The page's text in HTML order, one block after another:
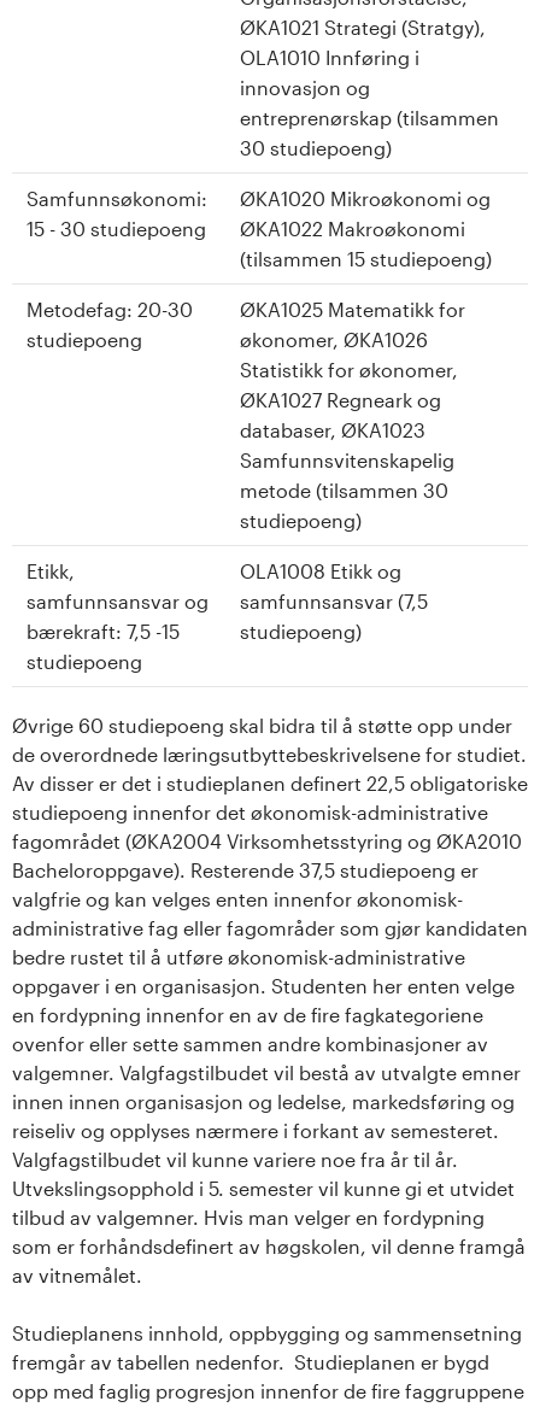
n
e
ØKA1021 Strategi (Stratgy),
OLA1010 Innføring i
innovasjon og
entreprenørskap (tilsammen
30 studiepoeng)
Samfunnsøkonomi:
15 - 30 studiepoeng
ØKA1020 Mikroøkonomi og
ØKA1022 Makroøkonomi
(tilsammen 15 studiepoeng)
Metodefag: 20-30
studiepoeng
ØKA1025 Matematikk for
økonomer, ØKA1026
Statistikk for økonomer,
ØKA1027 Regneark og
databaser, ØKA1023
Samfunnsvitenskapelig
metode (tilsammen 30
studiepoeng)
Etikk,
samfunnsansvar og
bærekraft: 7,5 -15
studiepoeng
OLA1008 Etikk og
samfunnsansvar (7,5
studiepoeng)
Øvrige 60 studiepoeng skal bidra til å støtte opp under
de overordnede læringsutbyttebeskrivelsene for studiet.
Av disser er det i studieplanen definert 22,5 obligatoriske
studiepoeng innenfor det økonomisk-administrative
fagområdet (ØKA2004 Virksomhetsstyring og ØKA2010
Bacheloroppgave). Resterende 37,5 studiepoeng er
valgfrie og kan velges enten innenfor økonomisk-
administrative fag eller fagområder som gjør kandidaten
bedre rustet til å utføre økonomisk-administrative
oppgaver i en organisasjon. Studenten her enten velge
en fordypning innenfor en av de fire fagkategoriene
ovenfor eller sette sammen andre kombinasjoner av
valgemner. Valgfagstilbudet vil bestå av utvalgte emner
innen innen organisasjon og ledelse, markedsføring og
reiseliv og opplyses nærmere i forkant av semesteret.
Valgfagstilbudet vil kunne variere noe fra år til år.
Utvekslingsopphold i 5. semester vil kunne gi et utvidet
tilbud av valgemner. Hvis man velger en fordypning
som er forhåndsdefinert av høgskolen, vil denne framgå
av vitnemålet.
Studieplanens innhold, oppbygging og sammensetning
fremgår av tabellen nedenfor. Studieplanen er bygd
opp med faglig progresjon innenfor de fire faggruppene